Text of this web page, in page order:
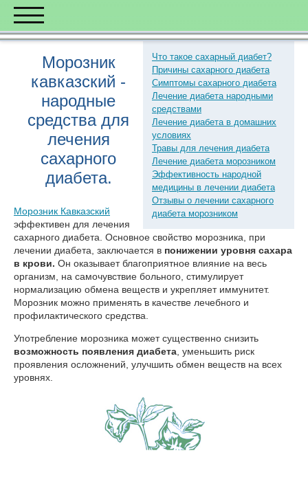
Что такое сахарный диабет?
Причины сахарного диабета
Симптомы сахарного диабета
Лечение диабета народными
средствами
Лечение диабета в домашних
условиях
Травы для лечения диабета
Лечение диабета морозником
Эффективность народной
медицины в лечении диабета
Отзывы о лечении сахарного
диабета морозником
Морозник
кавказский -
народные
средства для
лечения
сахарного
диабета.
Морозник Кавказский
эффективен для лечения
сахарного диабета. Основное свойство морозника, при
лечении диабета, заключается в понижении уровня сахара
в крови. Он оказывает благоприятное влияние на весь
организм, на самочувствие больного, стимулирует
нормализацию обмена веществ и укрепляет иммунитет.
Морозник можно применять в качестве лечебного и
профилактического средства.
Употребление морозника может существенно снизить
возможность появления диабета , уменьшить риск
проявления осложнений, улучшить обмен веществ на всех
уровнях.